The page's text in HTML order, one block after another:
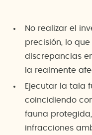
No realizar el
precisión, lo
discrepancias
la realmente
Ejecutar la tala
coincidiendo
fauna
infracciones